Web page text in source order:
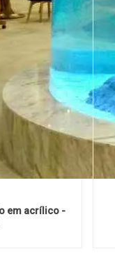
em acrílico -